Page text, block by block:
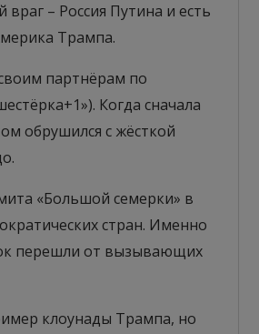
– Россия Путина и есть
Трампа.
партнёрам по
Когда сначала
обрушился с жёсткой
«Большой семерки» в
стран. Именно
перешли от вызывающих
клоунады Трампа, но